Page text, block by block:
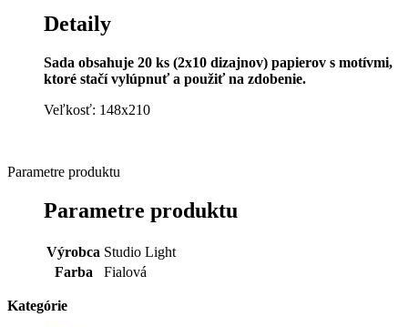
Detaily
Sada obsahuje 20 ks (2x10 dizajnov) papierov s motívmi,
ktoré stačí vylúpnuť a použiť na zdobenie.
Veľkosť: 148x210
Parametre produktu
Parametre produktu
Výrobca Studio Light
Farba
Fialová
Kategórie